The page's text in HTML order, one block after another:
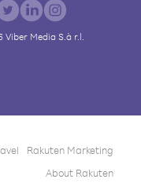
Viber Media S.à r.l.
Rakuten Marketing
About Rakuten